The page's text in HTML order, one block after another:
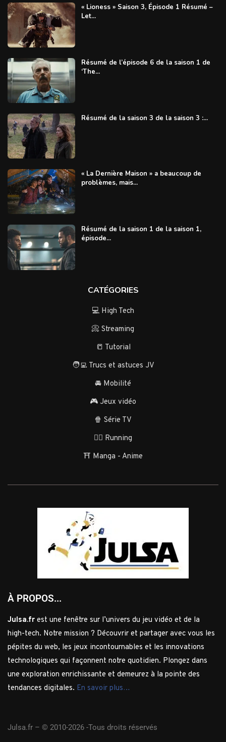
« Lioness » Saison 3, Épisode 1 Résumé –
Let...
Résumé de l’épisode 6 de la saison 1 de
‘The...
Résumé de la saison 3 de la saison 3 :...
« La Dernière Maison » a beaucoup de
problèmes, mais...
Résumé de la saison 1 de la saison 1,
épisode...
CATÉGORIES
💻 High Tech
📀 Streaming
📒 Tutorial
🧑‍💻 Trucs et astuces JV
🚘 Mobilité
🎮 Jeux vidéo
🍿 Série TV
🏃‍♂️ Running
⛩️ Manga - Anime
À PROPOS...
Julsa.fr est une fenêtre sur l’univers du jeu vidéo et de la
high-tech. Notre mission ? Découvrir et partager avec vous les
pépites du web, les jeux incontournables et les innovations
technologiques qui façonnent notre quotidien. Plongez dans
une exploration enrichissante et demeurez à la pointe des
tendances digitales. En savoir plus…
Julsa.fr – © 2010-2026 -Tous droits réservés